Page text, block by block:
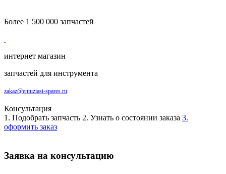
Более 1 500 000 запчастей
интернет магазин
запчастей для инструмента
zakaz@entuziast-spares.ru
Консультация
1. Подобрать запчасть 2. Узнать о состоянии заказа 3.
оформить заказ
Заявка на консультацию